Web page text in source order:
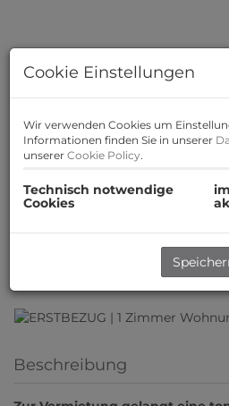
Beschreibung
Cookie Einstellungen
Wir verwenden Cookies um
Informationen finden Sie in unserer
unserer Cookie Policy.
Technisch notwendige
Cookies